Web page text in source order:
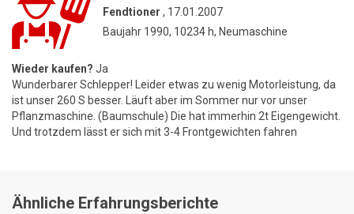
Fendtioner , 17.01.2007
Baujahr 1990, 10234 h, Neumaschine
Wieder kaufen? Ja
Wunderbarer Schlepper! Leider etwas zu wenig Motorleistung, da
ist unser 260 S besser. Läuft aber im Sommer nur vor unser
Pflanzmaschine. (Baumschule) Die hat immerhin 2t Eigengewicht.
Und trotzdem lässt er sich mit 3-4 Frontgewichten fahren
Ähnliche Erfahrungsberichte